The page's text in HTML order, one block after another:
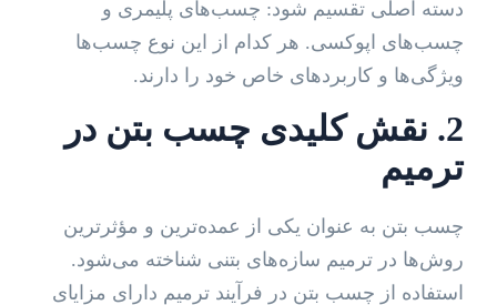
دسته اصلی تقسیم شود: چسب‌های پلیمری و
چسب‌های اپوکسی. هر کدام از این نوع چسب‌ها
ویژگی‌ها و کاربردهای خاص خود را دارند.
2. نقش کلیدی چسب بتن در
ترمیم
چسب بتن به عنوان یکی از عمده‌ترین و مؤثرترین
روش‌ها در ترمیم سازه‌های بتنی شناخته می‌شود.
استفاده از چسب بتن در فرآیند ترمیم دارای مزایای